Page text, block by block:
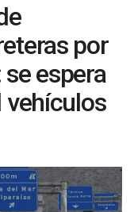
por
espera
vehículos